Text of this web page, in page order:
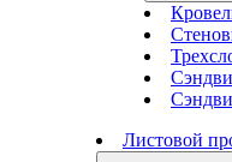
Листовой